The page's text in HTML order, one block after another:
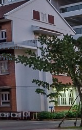
ร์ คณะ
รณ์